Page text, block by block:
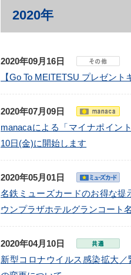
2020年
2020年09月16日
【Go To MEITETSU プレゼン
2020年07月09日
manacaによる「マイナポイン
10日(金)に開始します
2020年05月01日
名鉄ミューズカードのお得な提
ウンプラザホテルグランコート
2020年04月10日
新型コロナウイルス感染拡大